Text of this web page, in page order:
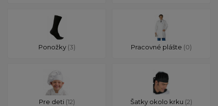
Ponožky (3) Pracovné plášte (0)
Pre deti (12) Šatky okolo krku (2)